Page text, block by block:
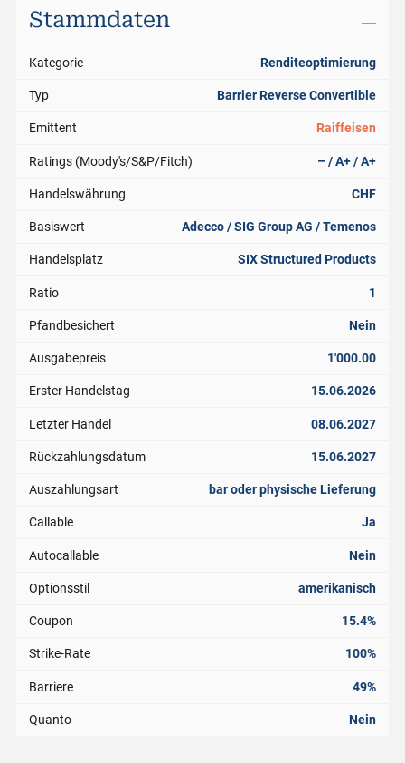
Stammdaten
Kategorie Renditeoptimierung
Typ Barrier Reverse Convertible
Emittent Raiffeisen
Ratings (Moody's/S&P/Fitch) – / A+ / A+
Handelswährung CHF
Basiswert Adecco / SIG Group AG / Temenos
Handelsplatz SIX Structured Products
Ratio 1
Pfandbesichert Nein
Ausgabepreis 1'000.00
Erster Handelstag 15.06.2026
Letzter Handel 08.06.2027
Rückzahlungsdatum 15.06.2027
Auszahlungsart bar oder physische Lieferung
Callable Ja
Autocallable Nein
Optionsstil amerikanisch
Coupon 15.4%
Strike-Rate 100%
Barriere 49%
Quanto Nein